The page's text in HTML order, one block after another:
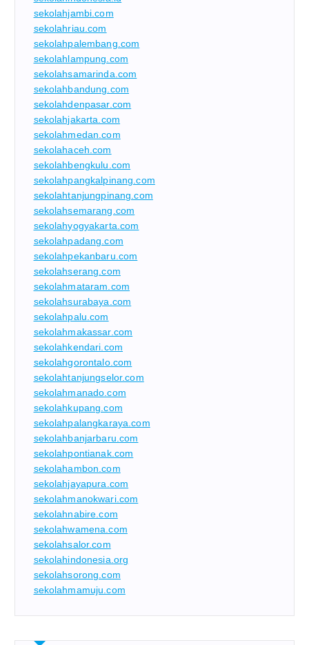
sekolahjambi.com
sekolahriau.com
sekolahpalembang.com
sekolahlampung.com
sekolahsamarinda.com
sekolahbandung.com
sekolahdenpasar.com
sekolahjakarta.com
sekolahmedan.com
sekolahaceh.com
sekolahbengkulu.com
sekolahpangkalpinang.com
sekolahtanjungpinang.com
sekolahsemarang.com
sekolahyogyakarta.com
sekolahpadang.com
sekolahpekanbaru.com
sekolahserang.com
sekolahmataram.com
sekolahsurabaya.com
sekolahpalu.com
sekolahmakassar.com
sekolahkendari.com
sekolahgorontalo.com
sekolahtanjungselor.com
sekolahmanado.com
sekolahkupang.com
sekolahpalangkaraya.com
sekolahbanjarbaru.com
sekolahpontianak.com
sekolahambon.com
sekolahjayapura.com
sekolahmanokwari.com
sekolahnabire.com
sekolahwamena.com
sekolahsalor.com
sekolahindonesia.org
sekolahsorong.com
sekolahmamuju.com